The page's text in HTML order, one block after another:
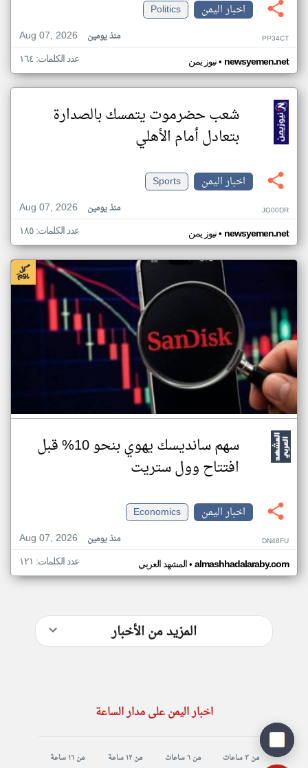
اخبار اليمن
Politics
Aug 07, 2026
منذ يومين PP34CT
نيوز يمن• newsyemen.net عدد الكلمات: ١٦٤
شعب حضرموت يتمسك بالصدارة
بتعادل أمام الأهلي
اخبار اليمن
Sports
Aug 07, 2026
منذ يومين JG00DR
نيوز يمن• newsyemen.net عدد الكلمات: ١٨٥
سهم سانديسك يهوي بنحو 10% قبل
افتتاح وول ستريت
اخبار اليمن
Economics
Aug 07, 2026
منذ يومين DN48FU
المشهد العربي• almashhadalaraby.com عدد الكلمات: ١٢١
المزيد من الأخبار
اخبار اليمن على مدار الساعة
من ٣ ساعات من ٦ ساعات من ١٢ ساعة من ١٦ ساعة